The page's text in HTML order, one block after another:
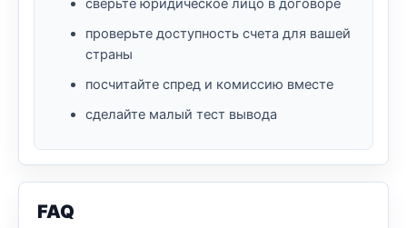
сверьте юридическое лицо в договоре
проверьте доступность счета для вашей
страны
посчитайте спред и комиссию вместе
сделайте малый тест вывода
FAQ